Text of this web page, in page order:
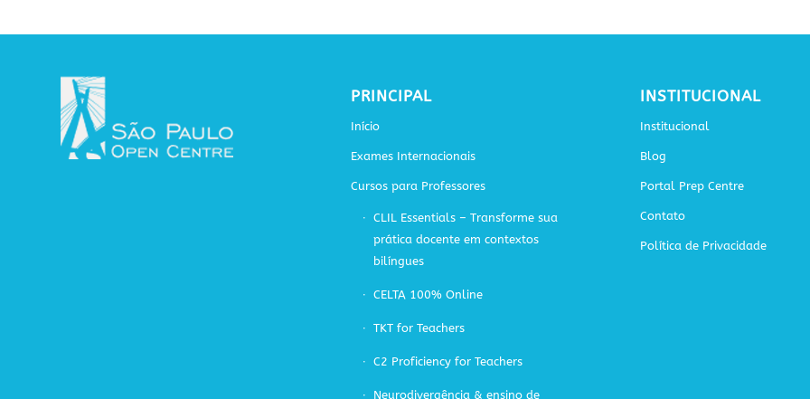
PRINCIPAL
Início
Exames Internacionais
Cursos para Professores
CLIL Essentials – Transforme sua
prática docente em contextos
bilíngues
CELTA 100% Online
TKT for Teachers
C2 Proficiency for Teachers
Neurodivergência & ensino de
INSTITUCIONAL
Institucional
Blog
Portal Prep Centre
Contato
Política de Privacidade